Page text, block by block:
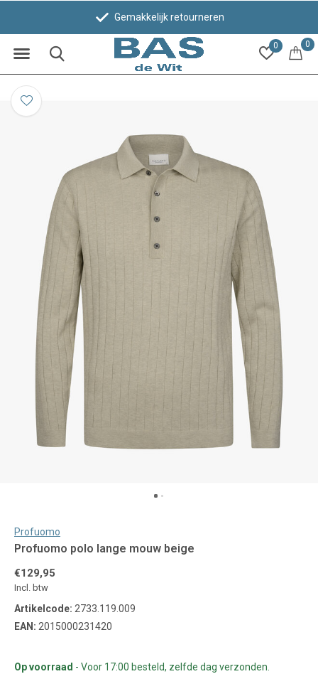
0 0
Gemakkelijk retourneren
Profuomo
Profuomo polo lange mouw beige
€129,95
Incl. btw
Artikelcode: 2733.119.009
EAN: 2015000231420
Op voorraad - Voor 17:00 besteld, zelfde dag verzonden.